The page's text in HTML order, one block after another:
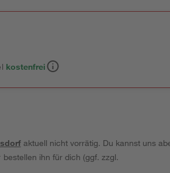
kostenfrei
aktuell nicht vorrätig. Du kannst uns
ihn für dich (ggf. zzgl.